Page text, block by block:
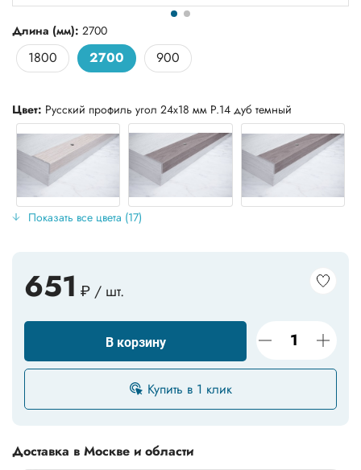
Длина (мм): 2700
1800 2700 900
Цвет: Русский профиль угол 24х18 мм Р.14 дуб темный
Показать все цвета (17)
651 ₽ / шт.
В корзину
Купить в 1 клик
Доставка в Москве и области